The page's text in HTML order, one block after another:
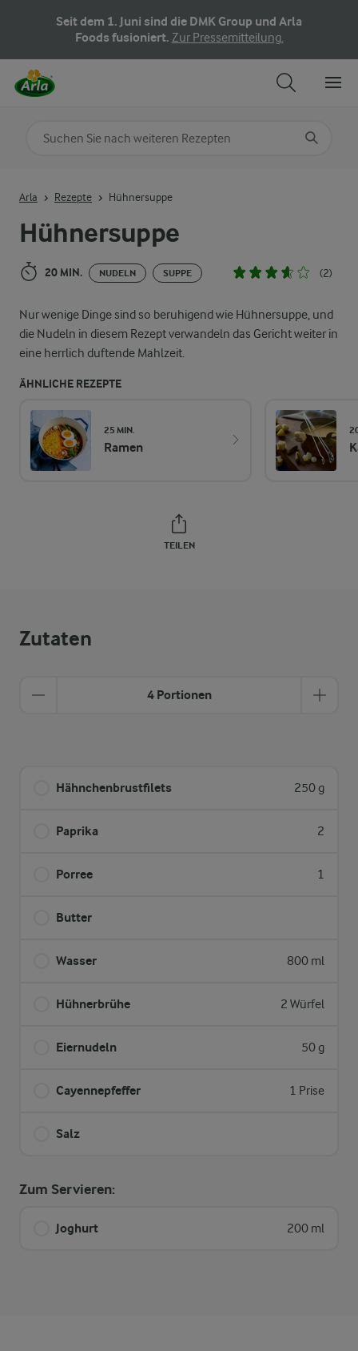
Seit dem 1. Juni sind die DMK Group und Arla
Foods fusioniert. Zur Pressemitteilung.
Hühnersuppe
20 MIN. NUDELN SUPPE (2)
Nur wenige Dinge sind so beruhigend wie Hühnersuppe, und
die Nudeln in diesem Rezept verwandeln das Gericht weiter in
eine herrlich duftende Mahlzeit.
ÄHNLICHE REZEPTE
25 MIN.
Ramen
TEILEN
Arla Rezepte Hühnersuppe
Zutaten
4 Portionen
Hähnchenbrustfilets 250 g
Paprika 2
Porree 1
Butter
Wasser 800 ml
Hühnerbrühe 2 Würfel
Eiernudeln 50 g
Cayennepfeffer 1 Prise
Salz
Zum Servieren:
Joghurt 200 ml
Nach Kategorie suchen